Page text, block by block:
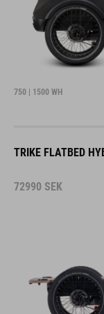
750 | 1500 WH
TRIKE FLATBED
72990 SEK